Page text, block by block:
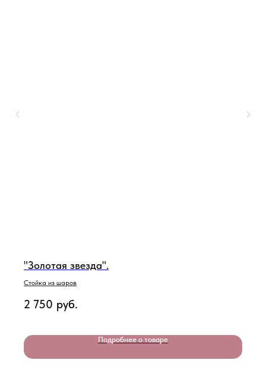
"Золотая звезда".
Стойка из шаров
2 750 руб.
Подробнее о товаре